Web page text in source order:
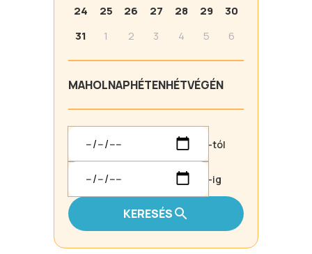
24
25 26 27 28 29
30
31
1 2 3 4 5 6
MAHOLNAPHÉTENHÉTVÉGÉN
-tól
-ig
KERESÉS